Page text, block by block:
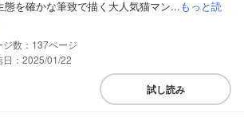
態を確かな筆致で描く大人気猫マン...もっと読
137
日：2025/01/22
試し読み